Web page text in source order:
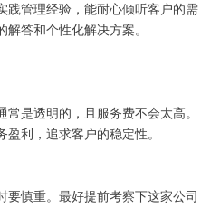
践管理经验，能耐心倾听客户的需
答和个性化解决方案。
是透明的，且服务费不会太高。
利，追求客户的稳定性。
要慎重。最好提前考察下这家公司